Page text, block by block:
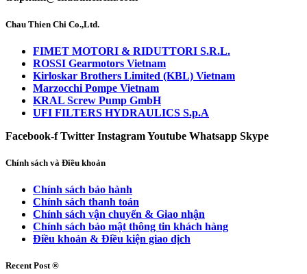
Chau Thien Chi Co.,Ltd.
FIMET MOTORI & RIDUTTORI S.R.L.
ROSSI Gearmotors Vietnam
Kirloskar Brothers Limited (KBL) Vietnam
Marzocchi Pompe Vietnam
KRAL Screw Pump GmbH
UFI FILTERS HYDRAULICS S.p.A
Facebook-f Twitter InstagramYoutube Whatsapp Skype
Chính sách và Điều khoản
Chính sách bảo hành
Chính sách thanh toán
Chính sách vận chuyển & Giao nhận
Chính sách bảo mật thông tin khách hàng
Điều khoản & Điều kiện giao dịch
Recent Post ®